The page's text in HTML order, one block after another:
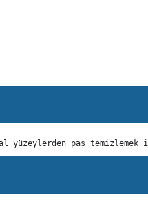
yüzeylerden pas